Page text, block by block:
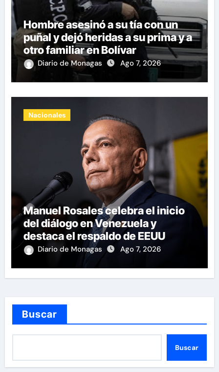
Hombre asesinó a su tía con un
puñal y dejó heridas a su prima y a
otro familiar en Bolívar
Diario de Monagas Ago 7, 2026
Nacionales
Manuel Rosales celebra el inicio
del diálogo en Venezuela y
destaca el respaldo de EEUU
Diario de Monagas Ago 7, 2026
Buscar
Buscar